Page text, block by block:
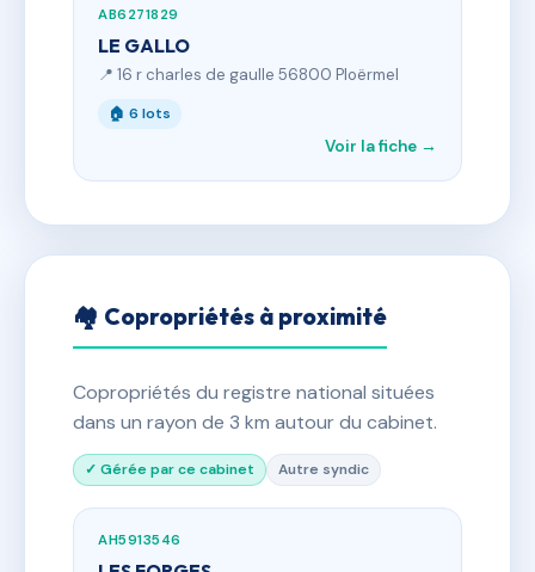
AB6271829
LE GALLO
📍 16 r charles de gaulle 56800 Ploërmel
🏠 6 lots
Voir la fiche →
🏘 Copropriétés à proximité
Copropriétés du registre national situées
dans un rayon de 3 km autour du cabinet.
✓ Gérée par ce cabinet Autre syndic
AH5913546